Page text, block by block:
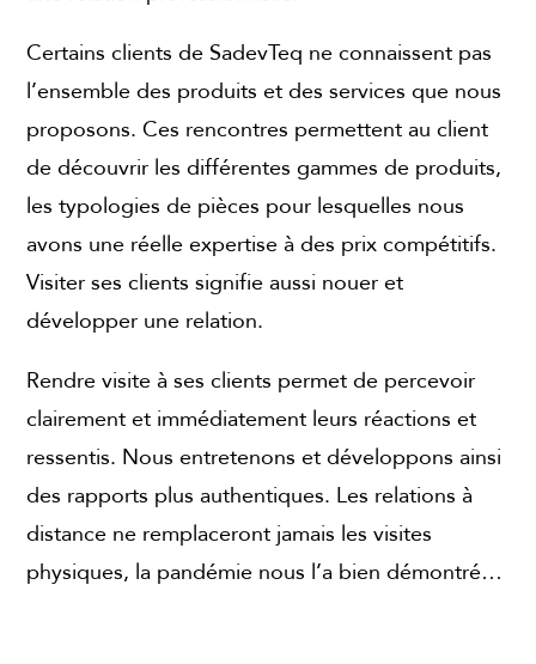
Certains clients de SadevTeq ne connaissent pas
l’ensemble des produits et des services que nous
proposons. Ces rencontres permettent au client
de découvrir les différentes gammes de produits,
les typologies de pièces pour lesquelles nous
avons une réelle expertise à des prix compétitifs.
Visiter ses clients signifie aussi nouer et
développer une relation.
Rendre visite à ses clients permet de percevoir
clairement et immédiatement leurs réactions et
ressentis. Nous entretenons et développons ainsi
des rapports plus authentiques. Les relations à
distance ne remplaceront jamais les visites
physiques, la pandémie nous l’a bien démontré…